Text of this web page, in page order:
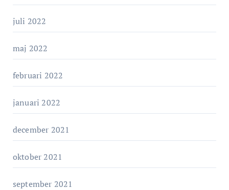
juli 2022
maj 2022
februari 2022
januari 2022
december 2021
oktober 2021
september 2021